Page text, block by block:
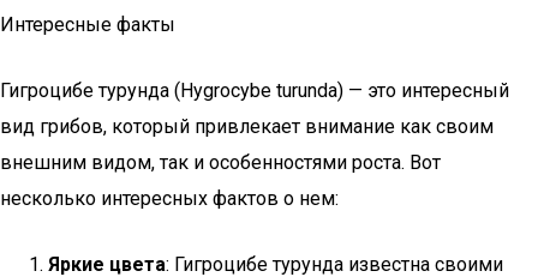
Интересные факты
Гигроцибе турунда (Hygrocybe turunda) — это интересный
вид грибов, который привлекает внимание как своим
внешним видом, так и особенностями роста. Вот
несколько интересных фактов о нем:
Яркие цвета: Гигроцибе турунда известна своими